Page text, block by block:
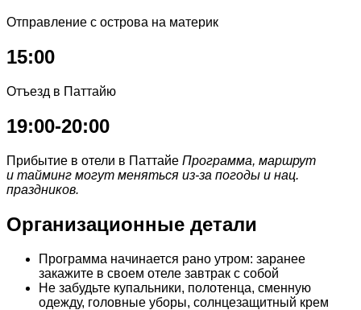
Отправление с острова на материк
15:00
Отъезд в Паттайю
19:00-20:00
Прибытие в отели в Паттайе Программа, маршрут
и тайминг могут меняться из-за погоды и нац.
праздников.
Организационные детали
Программа начинается рано утром: заранее
закажите в своем отеле завтрак с собой
Не забудьте купальники, полотенца, сменную
одежду, головные уборы, солнцезащитный крем